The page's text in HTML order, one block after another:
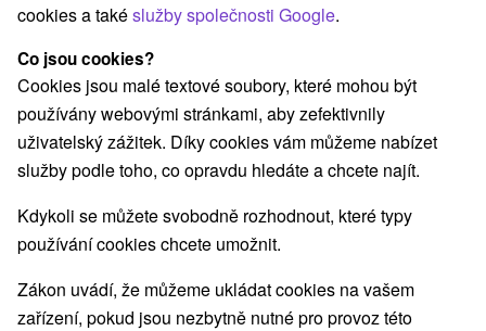
Navigovat do místa
vynikající 517 recenzí
cookies a takéslužby společnosti Google.
Co jsou cookies?
Cookies jsou malé textové soubory, které mohou být
používány webovými stránkami, aby zefektivnily
uživatelský zážitek. Díky cookies vám můžeme nabízet
služby podle toho, co opravdu hledáte a chcete najít.
Kdykoli se můžete svobodně rozhodnout, které typy
používání cookies chcete umožnit.
Zákon uvádí, že můžeme ukládat cookies na vašem
zařízení, pokud jsou nezbytně nutné pro provoz této